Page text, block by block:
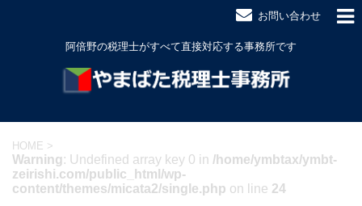
お問い合わせ
阿倍野の税理士がすべて直接対応する事務所です
HOME >
Warning: Undefined array key 0 in /home/ymbtax/ymbt-
zeirishi.com/public_html/wp-
content/themes/micata2/single.php on line 24